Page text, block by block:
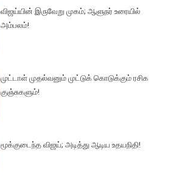
விஜய்யின் இருவேறு முகம்; ஆளுநர் உரையில்
அம்பலம்!
முட்டாள் முதல்வனும் முட்டுக் கொடுக்கும் ரசிக
குஞ்சுகளும்!
மூக்குடைந்த விஜய்; அடித்து ஆடிய உதயநிதி!